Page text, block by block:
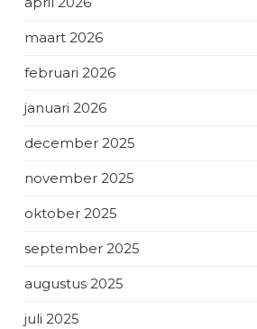
maart 2026
februari 2026
januari 2026
december 2025
november 2025
oktober 2025
september 2025
augustus 2025
juli 2025